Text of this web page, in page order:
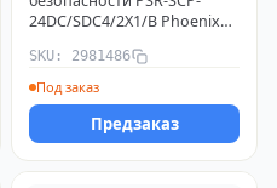
24DC/SDC4/2X1/B Phoenix
SKU: 2981486
Под заказ
Предзаказ